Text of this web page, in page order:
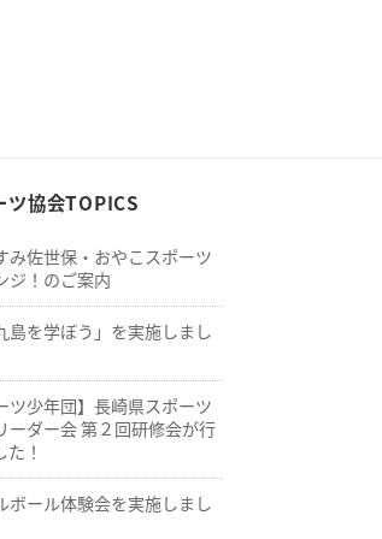
ツ協会TOPICS
み佐世保・おやこスポーツ
ジ！のご案内
島を学ぼう」を実施しまし
ツ少年団】長崎県スポーツ
ーダー会 第２回研修会が行
た！
ボール体験会を実施しまし